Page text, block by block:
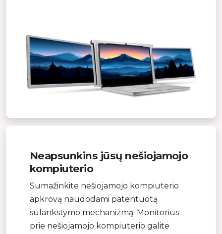
Neapsunkins jūsų nešiojamojo
kompiuterio
Sumažinkite nešiojamojo kompiuterio
apkrovą naudodami patentuotą
sulankstymo mechanizmą. Monitorius
prie nešiojamojo kompiuterio galite